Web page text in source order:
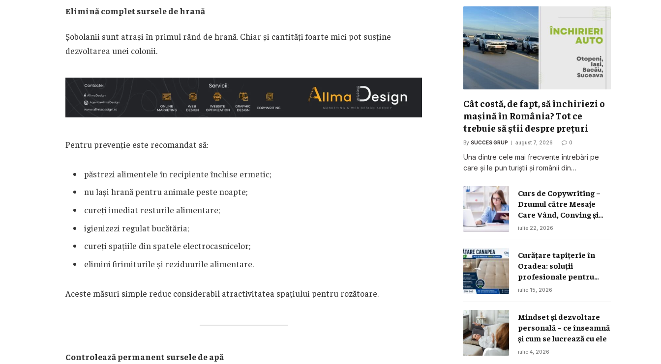
Elimină complet sursele de hrană
Șobolanii sunt atrași în primul rând de hrană. Chiar și cantități foarte mici pot susține
dezvoltarea unei colonii.
Pentru prevenție este recomandat să:
păstrezi alimentele în recipiente închise ermetic;
nu lași hrană pentru animale peste noapte;
cureți imediat resturile alimentare;
igienizezi regulat bucătăria;
cureți spațiile din spatele electrocasnicelor;
elimini firimiturile și reziduurile alimentare.
Aceste măsuri simple reduc considerabil atractivitatea spațiului pentru rozătoare.
Controlează permanent sursele de apă
Cât costă, de fapt, să închiriezi o
mașină în România? Tot ce
trebuie să știi despre prețuri
By SUCCES GRUP august 7, 2026 0
Una dintre cele mai frecvente întrebări pe
care și le pun turiștii și românii din…
Curs de Copywriting –
Drumul către Mesaje
Care Vând, Conving și
Construiesc Branduri
iulie 22, 2026
Curățare tapițerie în
Oradea: soluții
profesionale pentru
canapele, saltele și
iulie 15, 2026
Mindset și dezvoltare
personală – ce înseamnă
și cum se lucrează cu ele
iulie 4, 2026